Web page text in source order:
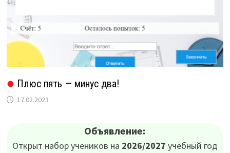
Плюс пять — минус два!
17.02.2023
Объявление:
Открыт набор учеников на 2026/2027 учебный год